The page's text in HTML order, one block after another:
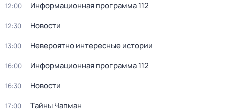
12:00 Информационная программа 112
12:30 Новости
13:00 Невероятно интересные истории
16:00 Информационная программа 112
16:30 Новости
17:00 Тaйны Чапман